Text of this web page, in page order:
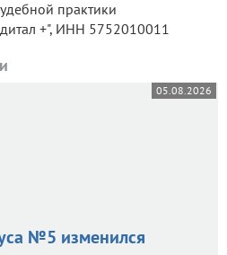
+", ИНН 5752010011
05.08.2026
№5 изменился